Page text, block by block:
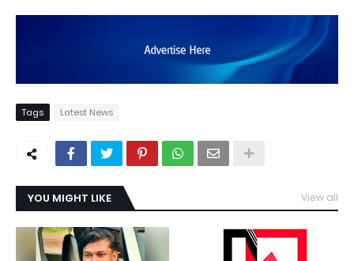
Tags Latest News
YOU MIGHT LIKE View all